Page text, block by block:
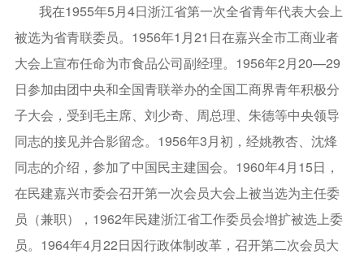
我在1955年5月4日浙江省第一次全省青年代表大会上
被选为省青联委员。1956年1月21日在嘉兴全市工商业者
大会上宣布任命为市食品公司副经理。1956年2月20—29
日参加由团中央和全国青联举办的全国工商界青年积极分
子大会，受到毛主席、刘少奇、周总理、朱德等中央领导
同志的接见并合影留念。1956年3月初，经姚教杏、沈烽
同志的介绍，参加了中国民主建国会。1960年4月15日，
在民建嘉兴市委会召开第一次会员大会上被当选为主任委
员（兼职），1962年民建浙江省工作委员会增扩被选上委
员。1964年4月22日因行政体制改革，召开第二次会员大